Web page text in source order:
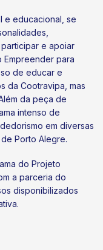
e educacional, se
e apoiar
Empreender para
de educar e
da Cootravipa, mas
da peça de
intenso de
em diversas
Porto Alegre.
do Projeto
a parceria do
disponibilizados